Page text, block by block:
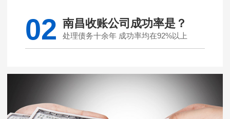
02 南昌收账公司成功率是？
处理债务十余年 成功率均在92%以上